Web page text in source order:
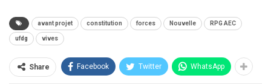
avant projet constitution forces Nouvelle RPG AEC
ufdg vives
Share Facebook Twitter WhatsApp